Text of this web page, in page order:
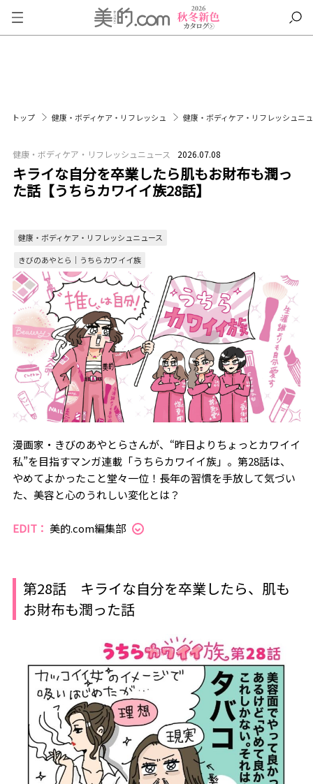
トップ 健康・ボディケア・リフレッシュ 健康・ボディケア・リフレッシュニ
健康・ボディケア・リフレッシュニュース 2026.07.08
キライな自分を卒業したら肌もお財布も潤っ
た話【うちらカワイイ族28話】
健康・ボディケア・リフレッシュニュース
きびのあやとら｜うちらカワイイ族
漫画家・きびのあやとらさんが、“昨日よりちょっとカワイイ
私”を目指すマンガ連載「うちらカワイイ族」。第28話は、
やめてよかったこと堂々一位！長年の習慣を手放して気づい
た、美容と心のうれしい変化とは？
EDIT： 美的.com編集部
第28話 キライな自分を卒業したら、肌も
お財布も潤った話